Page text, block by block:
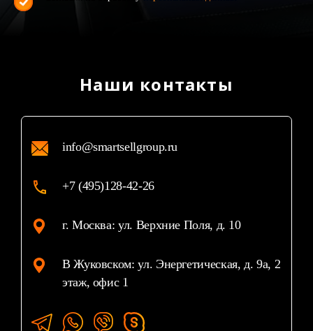
Наши контакты
info@smartsellgroup.ru
+7 (495)128-42-26
г. Москва: ул. Верхние Поля, д. 10
В Жуковском: ул. Энергетическая, д. 9а, 2
этаж, офис 1